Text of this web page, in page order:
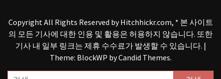
Copyright All Rights Reserved by Hitchhickr.com, * 본 사이트
의 모든 기사에 대한 인용 및 활용은 허용하지 않습니다. 또한
기사 내 일부 링크는 제휴 수수료가 발생할 수 있습니다. |
Theme: BlockWP byCandid Themes.
검